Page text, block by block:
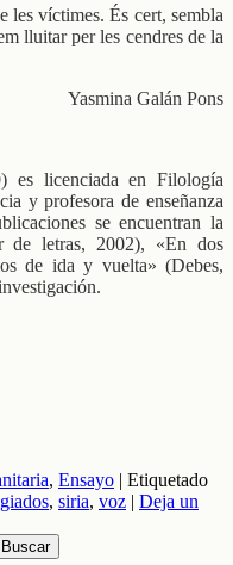
les víctimes. És cert, sembla
lluitar per les cendres de la
Yasmina Galán Pons
es licenciada en Filología
y profesora de enseñanza
se encuentran la
de letras, 2002), «En dos
de ida y vuelta» (Debes,
, Ensayo | Etiquetado
, siria, voz | Deja un